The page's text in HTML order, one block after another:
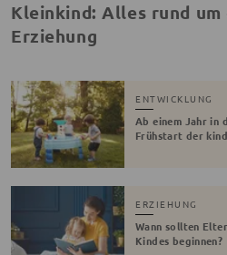
Kleinkind: Alles rund
Erziehung
ENTWICKLUNG
Ab einem Jahr in
Frühstart der
ERZIEHUNG
Wann sollten
Kindes beginnen?